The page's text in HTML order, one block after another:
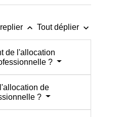
keyboard_arrow_up Tout déplier keyboard_arrow_down
de l'allocation
?
de
?